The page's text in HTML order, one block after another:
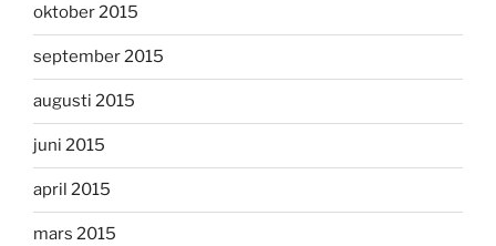
oktober 2015
september 2015
augusti 2015
juni 2015
april 2015
mars 2015